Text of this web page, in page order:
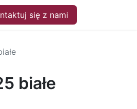
się z nami
białe